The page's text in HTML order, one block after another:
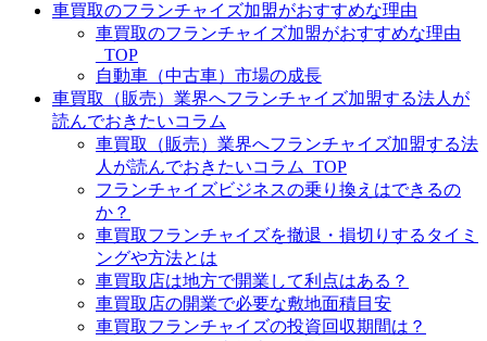
車買取のフランチャイズ加盟がおすすめな理由
車買取のフランチャイズ加盟がおすすめな理由
_TOP
自動車（中古車）市場の成長
車買取（販売）業界へフランチャイズ加盟する法人が
読んでおきたいコラム
車買取（販売）業界へフランチャイズ加盟する法
人が読んでおきたいコラム_TOP
フランチャイズビジネスの乗り換えはできるの
か？
車買取フランチャイズを撤退・損切りするタイミ
ングや方法とは
車買取店は地方で開業して利点はある？
車買取店の開業で必要な敷地面積目安
車買取フランチャイズの投資回収期間は？